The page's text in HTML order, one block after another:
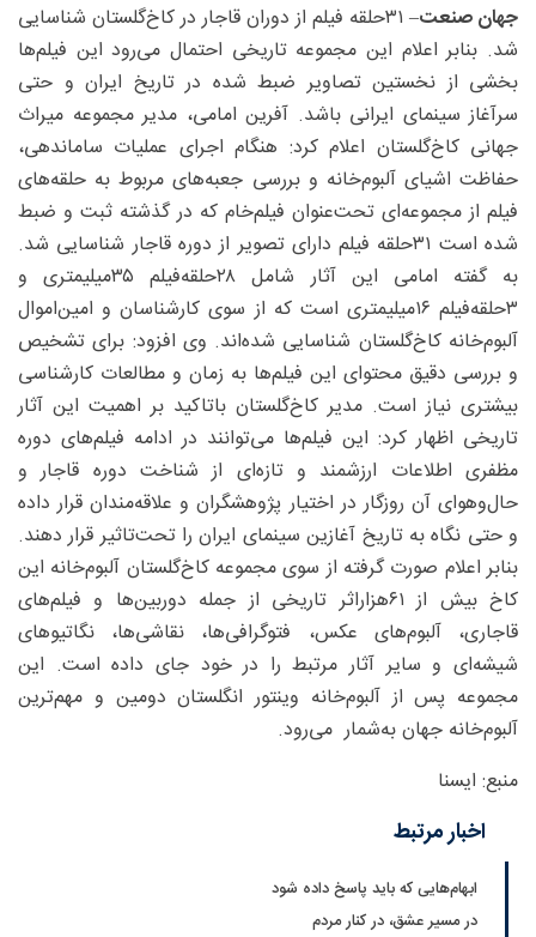
جهان صنعت
– ۳۱‌حلقه فیلم از دوران قاجار در کاخ‌گلستان شناسایی
شد. بنابر اعلام این مجموعه تاریخی احتمال می‌رود این فیلم‌ها
بخشی از نخستین تصاویر ضبط‌ شده در تاریخ ایران و حتی
سرآغاز سینمای ایرانی باشد. آفرین امامی، مدیر مجموعه میراث
جهانی کاخ‌گلستان اعلام کرد: هنگام اجرای عملیات ساماندهی،
حفاظت اشیای آلبوم‌خانه و بررسی جعبه‌های مربوط به حلقه‌های
فیلم از مجموعه‌ای تحت‌عنوان فیلم‌خام که در گذشته ثبت و ضبط
شده است ۳۱‌حلقه فیلم دارای تصویر از دوره قاجار شناسایی شد.
به گفته امامی این آثار شامل ۲۸‌حلقه‌فیلم ۳۵‌میلیمتری و
۳‌حلقه‌فیلم ۱۶‌میلیمتری است که از سوی کارشناسان و امین‌اموال
آلبوم‌خانه کاخ‌گلستان شناسایی شده‌اند. وی افزود: برای تشخیص
و بررسی دقیق محتوای این فیلم‌ها به زمان و مطالعات کارشناسی
بیشتری نیاز است. مدیر کاخ‌گلستان باتاکید بر اهمیت این آثار
تاریخی اظهار کرد: این فیلم‌ها می‌توانند در ادامه فیلم‌های دوره
مظفری اطلاعات ارزشمند و تازه‌ای از شناخت دوره قاجار و
حال‌وهوای آن روزگار در اختیار پژوهشگران و علاقه‌مندان قرار داده
و حتی نگاه به تاریخ آغازین سینمای ایران را تحت‌تاثیر قرار دهند.
بنابر اعلام صورت گرفته از سوی مجموعه کاخ‌گلستان آلبوم‌خانه این
کاخ بیش از ۶۱‌هزاراثر تاریخی از جمله دوربین‌ها و فیلم‌های
قاجاری، آلبوم‌های عکس، فتوگرافی‌ها، نقاشی‌ها، نگاتیوهای
شیشه‌ای و سایر آثار مرتبط را در خود جای داده است. این
مجموعه پس از آلبوم‌خانه وینتور انگلستان دومین و مهم‌ترین
آلبوم‌خانه جهان به‌شمار می‌رود.
منبع: ایسنا
اخبار مرتبط
ابهام‌هایی که باید پاسخ داده شود
در مسیر عشق، در کنار مردم